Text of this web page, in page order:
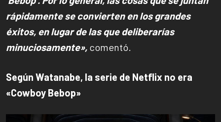
rápidamente se convierten en los grandes
éxitos, en lugar de las que deliberarías
minuciosamente», comentó.
Según Watanabe, la serie de Netflix no era
«Cowboy Bebop»